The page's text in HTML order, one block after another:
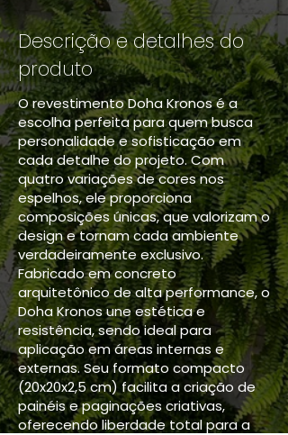
Descrição e detalhes do
produto
O revestimento Doha Kronos é a
escolha perfeita para quem busca
personalidade e sofisticação em
cada detalhe do projeto. Com
quatro variações de cores nos
espelhos, ele proporciona
composições únicas, que valorizam o
design e tornam cada ambiente
verdadeiramente exclusivo.
Fabricado em concreto
arquitetônico de alta performance, o
Doha Kronos une estética e
resistência, sendo ideal para
aplicação em áreas internas e
externas. Seu formato compacto
(20x20x2,5 cm) facilita a criação de
painéis e paginações criativas,
oferecendo liberdade total para a